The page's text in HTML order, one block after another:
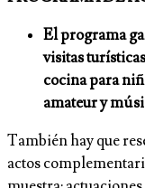
El programa
visitas
cocina para
amateur y
También hay que
actos